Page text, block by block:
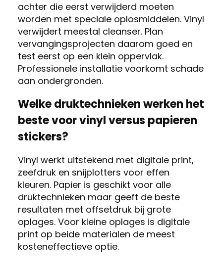
achter die eerst verwijderd moeten
worden met speciale oplosmiddelen. Vinyl
verwijdert meestal cleanser. Plan
vervangingsprojecten daarom goed en
test eerst op een klein oppervlak.
Professionele installatie voorkomt schade
aan ondergronden.
Welke druktechnieken werken het
beste voor vinyl versus papieren
stickers?
Vinyl werkt uitstekend met digitale print,
zeefdruk en snijplotters voor effen
kleuren. Papier is geschikt voor alle
druktechnieken maar geeft de beste
resultaten met offsetdruk bij grote
oplages. Voor kleine oplages is digitale
print op beide materialen de meest
kosteneffectieve optie.